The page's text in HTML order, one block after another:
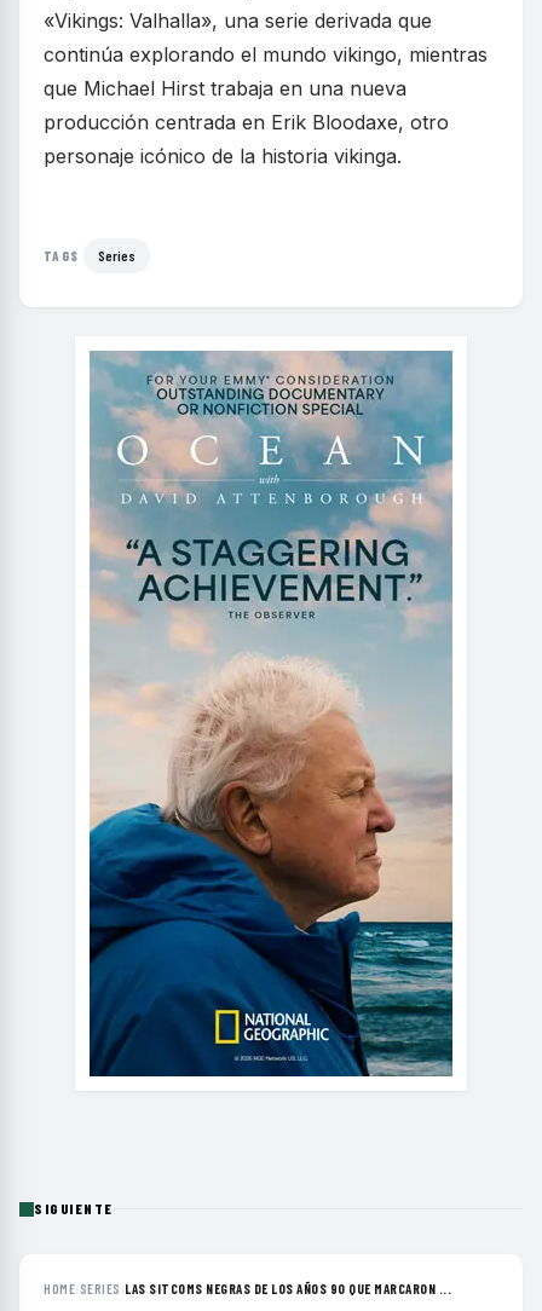
«Vikings: Valhalla», una serie derivada que
continúa explorando el mundo vikingo, mientras
que Michael Hirst trabaja en una nueva
producción centrada en Erik Bloodaxe, otro
personaje icónico de la historia vikinga.
TAGS Series
SIGUIENTE
HOME› SERIES ›LAS SITCOMS NEGRAS DE LOS AÑOS 90 QUE MARCARON ...